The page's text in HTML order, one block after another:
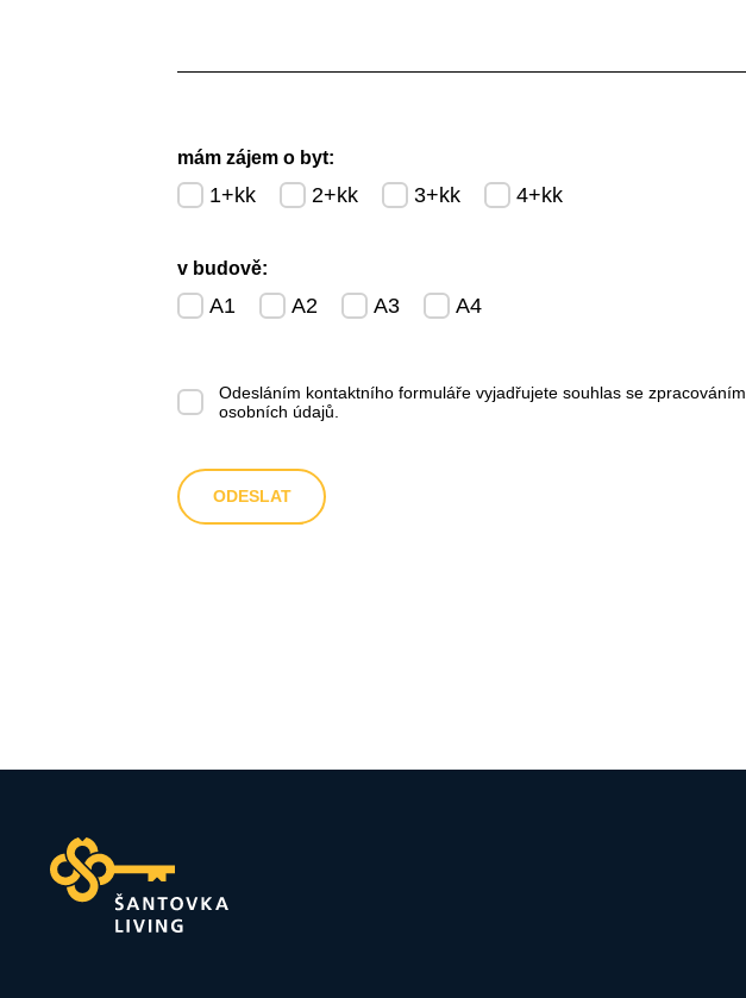
mám zájem o byt:
1+kk 2+kk 3+kk 4+kk
v budově:
A1 A2 A3 A4
Odesláním kontaktního formuláře vyjadřujete souhlas sezpracováním
osobních údajů